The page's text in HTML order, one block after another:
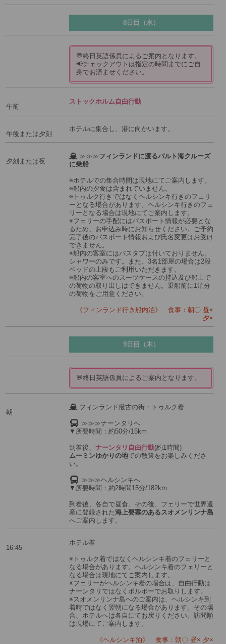
8日目（水）
💬終日英語係員によるご案内となります。
📢チェックアウトは指定の時間までにご自
身でお済ませください。
午前
ストックホルム自由行動
午後または夕刻
ホテルに集合し、港に向かいます。
夕刻または夜
≫≫≫フィンランドに渡るバルト海クルーズ
に乗船
※ホテルでの集合時間は現地にてご案内します。
※船内の夕食は含まれていません。
※トゥルク行きではなくヘルシンキ行きのフェリ
ーとなる場合があります。ヘルシンキ行きのフェ
リーとなる場合は現地にてご案内します。
※フェリーの手配にはパスポート情報が必要とな
るため、お申込み時にお知らせください。ご予約
完了後のパスポート情報および氏名変更はお受け
できません。
※船内の客室にはバスタブは付いておりません。
シャワーのみです。また、3名1部屋の場合は2段
ベッドの上段もご利用いただきます。
※船内の客室へのスーツケースの持込及び船上で
の荷物の取り出しはできません。乗船前に1泊分
の荷物をご用意ください。
《フィンランド行き船内泊》 食事：朝〇 昼×
夕×
9日目（木）
💬終日英語係員によるご案内となります。
朝
フィンランド最古の街・トゥルク着
≫≫≫ナーンタリへ
▼所要時間：約50分/15km
到着後、 ナーンタリ自由行動(約1時間)
ムーミンゆかりの地での散策をお楽しみくださ
い。
≫≫≫ヘルシンキへ
▼所要時間：約2時間15分/182km
到着後、各自で昼食。その後、フェリーで世界遺
産に登録された海上要塞のあるスオメンリンナ島
へご案内します。
16:45
ホテル着
※トゥルク着ではなくヘルシンキ着のフェリーと
なる場合があります。ヘルシンキ着のフェリーと
なる場合は現地にてご案内します。
※フェリーがヘルシンキ着の場合は、自由行動は
ナーンタリではなくポルボーでお取りします。
※スオメンリンナ島へのご案内は、ヘルシンキ到
着時ではなく翌朝になる場合があります。その場
合、ホテルへは各自にてお戻りください。訪問順
は現場にてご案内します。
《ヘルシンキ泊》 食事：朝〇 昼× 夕×